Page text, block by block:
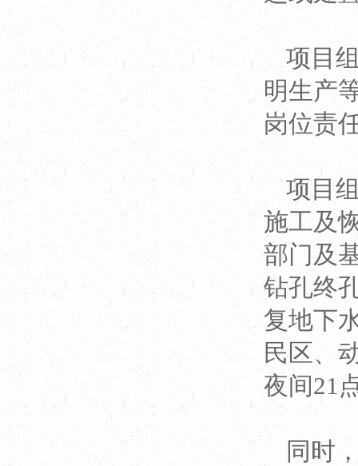
项目
明生产
岗位责
项目
施工及
部门及
钻孔终
复地下
民区、
夜间21
同时